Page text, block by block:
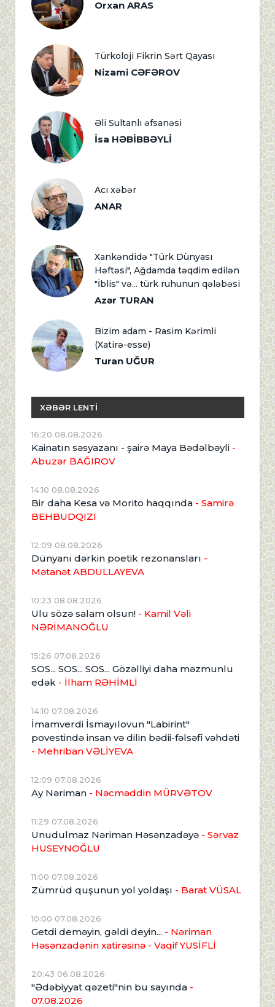
Orxan ARAS
Türkoloji Fikrin Sərt Qayası
Nizami CƏFƏROV
Əli Sultanlı əfsanəsi
İsa HƏBİBBƏYLİ
Acı xəbər
ANAR
Xankəndidə "Türk Dünyası
Həftəsi", Ağdamda təqdim edilən
"İblis" və... türk ruhunun qələbəsi
Azər TURAN
Bizim adam - Rasim Kərimli
(Xatirə-esse)
Turan UĞUR
XƏBƏR LENTİ
16:20 08.08.2026
Kainatın səsyazanı - şairə Maya Bədəlbəyli -
Abuzər BAĞIROV
14:10 08.08.2026
Bir daha Kesa və Morito haqqında - Samirə
BEHBUDQIZI
12:09 08.08.2026
Dünyanı dərkin poetik rezonansları -
Mətanət ABDULLAYEVA
10:23 08.08.2026
Ulu sözə salam olsun! - Kamil Vəli
NƏRİMANOĞLU
15:26 07.08.2026
SOS... SOS... SOS... Gözəlliyi daha məzmunlu
edək - İlham RƏHİMLİ
14:10 07.08.2026
İmamverdi İsmayılovun "Labirint"
povestində insan və dilin bədii-fəlsəfi vəhdəti
- Mehriban VƏLİYEVA
12:09 07.08.2026
Ay Nəriman - Nəcməddin MÜRVƏTOV
11:29 07.08.2026
Unudulmaz Nəriman Həsənzadəyə - Sərvaz
HÜSEYNOĞLU
11:00 07.08.2026
Zümrüd quşunun yol yoldaşı - Barat VÜSAL
10:00 07.08.2026
Getdi deməyin, gəldi deyin... - Nəriman
Həsənzadənin xatirəsinə - Vaqif YUSİFLİ
20:43 06.08.2026
"Ədəbiyyat qəzeti"nin bu sayında -
07.08.2026